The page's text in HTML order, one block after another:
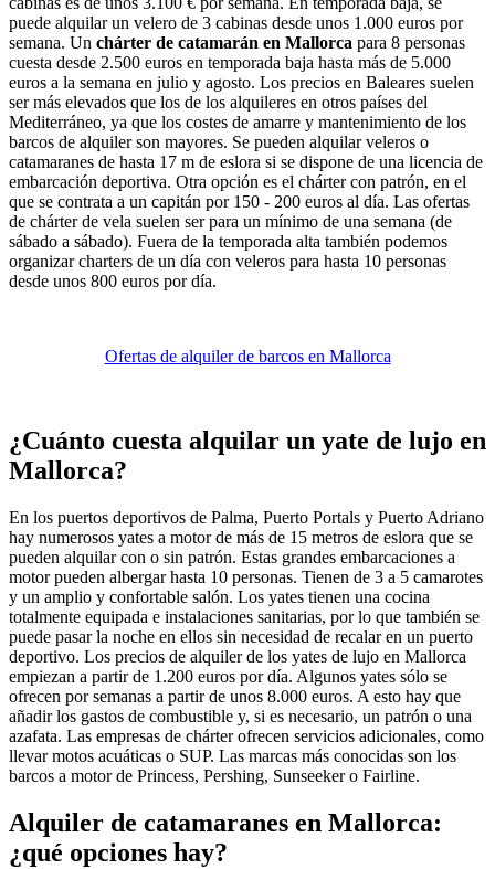
puede alquilar un velero de 3 cabinas desde unos 1.000 euros por
semana. Un chárter de catamarán en Mallorca para 8 personas
cuesta desde 2.500 euros en temporada baja hasta más de 5.000
euros a la semana en julio y agosto. Los precios en Baleares suelen
ser más elevados que los de los alquileres en otros países del
Mediterráneo, ya que los costes de amarre y mantenimiento de los
barcos de alquiler son mayores. Se pueden alquilar veleros o
catamaranes de hasta 17 m de eslora si se dispone de una licencia de
embarcación deportiva. Otra opción es el chárter con patrón, en el
que se contrata a un capitán por 150 - 200 euros al día. Las ofertas
de chárter de vela suelen ser para un mínimo de una semana (de
sábado a sábado). Fuera de la temporada alta también podemos
organizar charters de un día con veleros para hasta 10 personas
desde unos 800 euros por día.
Ofertas de alquiler de barcos en Mallorca
¿Cuánto cuesta alquilar un yate de lujo en
Mallorca?
En los puertos deportivos de Palma, Puerto Portals y Puerto Adriano
hay numerosos yates a motor de más de 15 metros de eslora que se
pueden alquilar con o sin patrón. Estas grandes embarcaciones a
motor pueden albergar hasta 10 personas. Tienen de 3 a 5 camarotes
y un amplio y confortable salón. Los yates tienen una cocina
totalmente equipada e instalaciones sanitarias, por lo que también se
puede pasar la noche en ellos sin necesidad de recalar en un puerto
deportivo. Los precios de alquiler de los yates de lujo en Mallorca
empiezan a partir de 1.200 euros por día. Algunos yates sólo se
ofrecen por semanas a partir de unos 8.000 euros. A esto hay que
añadir los gastos de combustible y, si es necesario, un patrón o una
azafata. Las empresas de chárter ofrecen servicios adicionales, como
llevar motos acuáticas o SUP. Las marcas más conocidas son los
barcos a motor de Princess, Pershing, Sunseeker o Fairline.
Alquiler de catamaranes en Mallorca:
¿qué opciones hay?